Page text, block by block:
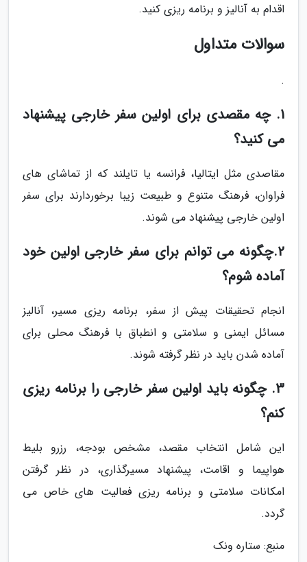
اقدام به آنالیز و برنامه ریزی کنید.
سوالات متداول
.
1. چه مقصدی برای اولین سفر خارجی پیشنهاد
می کنید؟
مقاصدی مثل ایتالیا، فرانسه یا تایلند که از تماشای های
فراوان، فرهنگ متنوع و طبیعت زیبا برخوردارند برای سفر
اولین خارجی پیشنهاد می شوند.
2.چگونه می توانم برای سفر خارجی اولین خود
آماده شوم؟
انجام تحقیقات پیش از سفر، برنامه ریزی مسیر، آنالیز
مسائل ایمنی و سلامتی و انطباق با فرهنگ محلی برای
آماده شدن باید در نظر گرفته شوند.
3. چگونه باید اولین سفر خارجی را برنامه ریزی
کنم؟
این شامل انتخاب مقصد، مشخص بودجه، رزرو بلیط
هواپیما و اقامت، پیشنهاد مسیرگذاری، در نظر گرفتن
امکانات سلامتی و برنامه ریزی فعالیت های خاص می
گردد.
منبع: ستاره ونک